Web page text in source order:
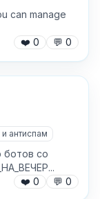
can manage
❤️ 0 💬 0
антиспам
со
❤️ 0 💬 0